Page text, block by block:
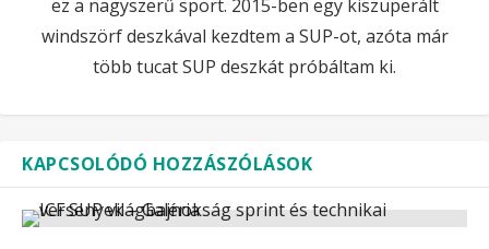
ez a nagyszerű sport. 2015-ben egy kiszuperált
windszörf deszkával kezdtem a SUP-ot, azóta már
több tucat SUP deszkát próbáltam ki.
KAPCSOLÓDÓ HOZZÁSZÓLÁSOK